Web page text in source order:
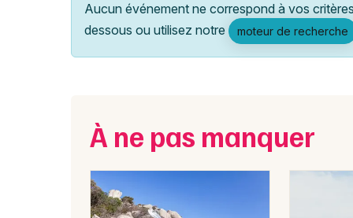
Aucun événement ne correspond à vos
dessous ou utilisez notre
moteur de recherche
À ne pas manquer